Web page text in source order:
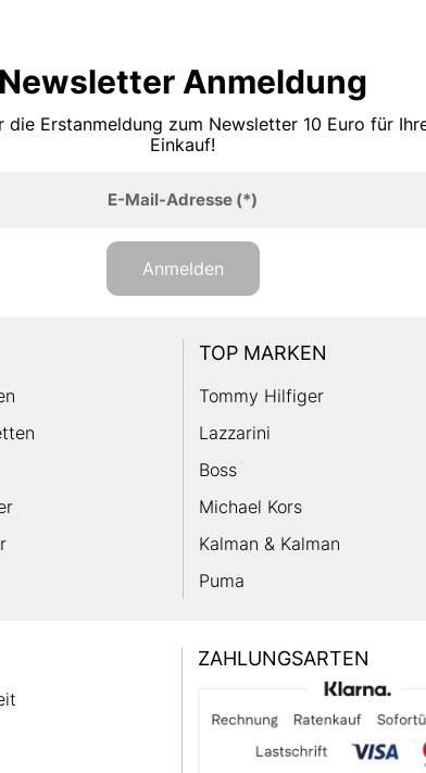
Newsletter Anmeldung
die Erstanmeldung zum Newsletter 10 Euro für
Einkauf!
E-Mail-Adresse(*)
Anmelden
TOP MARKEN
Tommy Hilfiger
Lazzarini
Boss
Michael Kors
Kalman & Kalman
Puma
ZAHLUNGSARTEN